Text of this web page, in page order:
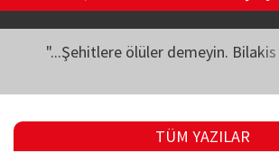
"...Şehitlere ölüler demeyin.
TÜM YAZILAR